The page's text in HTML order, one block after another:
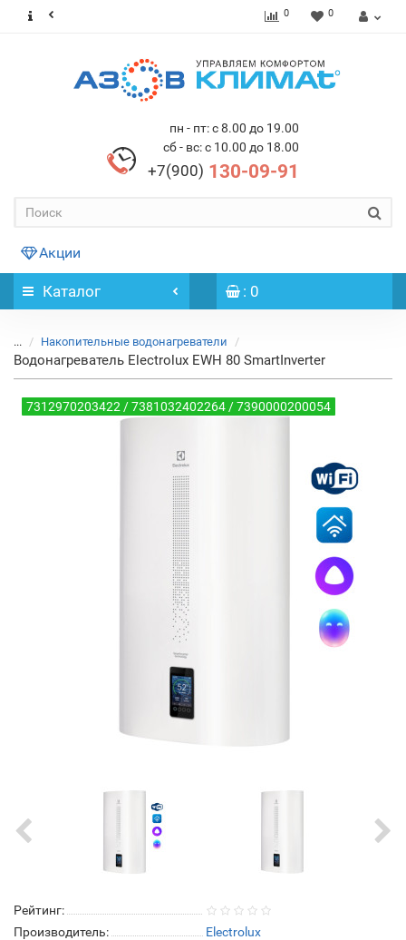
0 0
пн - пт: с 8.00 до 19.00
сб - вс: с 10.00 до 18.00
+7(900) 130-09-91
Акции
Каталог : 0
... Накопительные водонагреватели
Водонагреватель Electrolux EWH 80 SmartInverter
7312970203422 / 7381032402264 / 7390000200054
Рейтинг:
Производитель:
Electrolux